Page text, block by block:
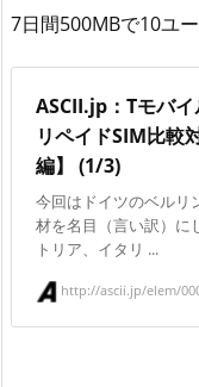
7日間500MBで10ユ
ASCII.jp：Tモバ
リペイドSIM比較
編】 (1/3)
今回はドイツのベルリ
材を名目（言い訳）に
トリア、イタリ ...
http://ascii.jp/elem/